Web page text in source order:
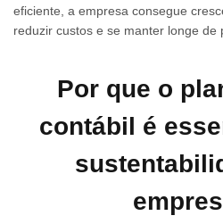
eficiente, a empresa consegue
reduzir custos e se manter longe de
Por que o
contábil é